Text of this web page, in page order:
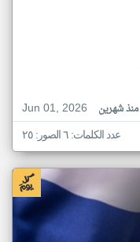
Jun 01, 2026
منذ شهرين
عدد الكلمات: ٦ الصور: ٢٥